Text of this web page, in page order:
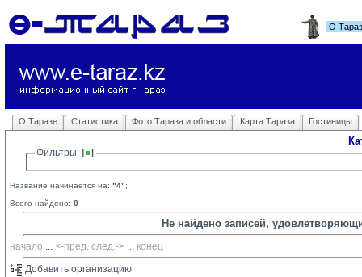
О
О Таразе Статистика Фото Тараза и области Карта Тараза Гостиницы
Фильтры:
Название начинается на: "4";
Всего найдено: 0
Не найдено записей,
начало ... <-пред. след.-> ... конец
Добавить организацию